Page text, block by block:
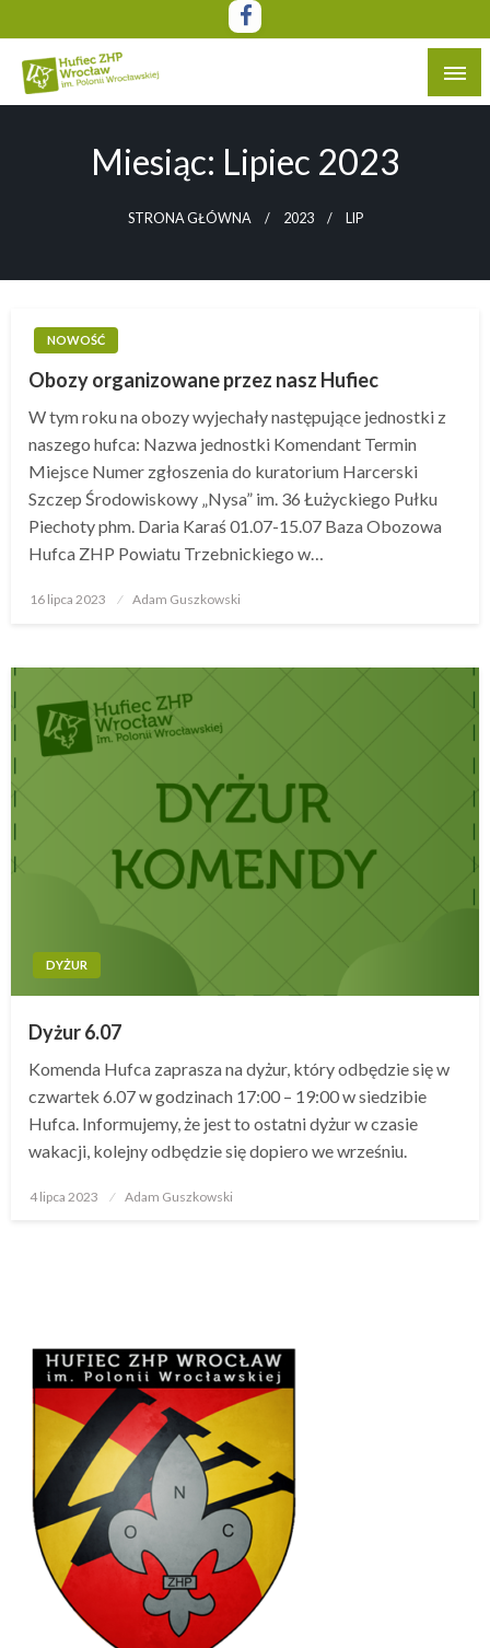
do
treści
Hufiec ZHP Wrocław im. Polonii
Wrocławskiej
Witryna Hufca ZHP Wrocław im. Polonii Wrocławskiej
Miesiąc: Lipiec 2023
STRONA GŁÓWNA 2023 LIP
NOWOŚĆ
Obozy organizowane przez nasz Hufiec
W tym roku na obozy wyjechały następujące jednostki z
naszego hufca: Nazwa jednostki Komendant Termin
Miejsce Numer zgłoszenia do kuratorium Harcerski
Szczep Środowiskowy „Nysa” im. 36 Łużyckiego Pułku
Piechoty phm. Daria Karaś 01.07-15.07 Baza Obozowa
Hufca ZHP Powiatu Trzebnickiego w…
Opublikowane
16 lipca 2023 Adam Guszkowski
DYŻUR
Dyżur 6.07
Komenda Hufca zaprasza na dyżur, który odbędzie się w
czwartek 6.07 w godzinach 17:00 – 19:00 w siedzibie
Hufca. Informujemy, że jest to ostatni dyżur w czasie
wakacji, kolejny odbędzie się dopiero we wrześniu.
Opublikowane
4 lipca 2023 Adam Guszkowski